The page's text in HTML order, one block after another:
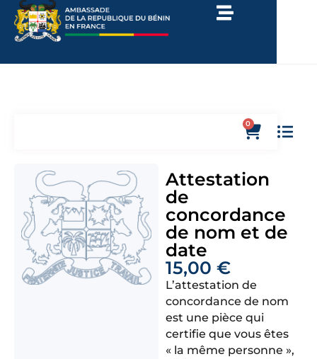
0
Attestation
de
concordance
de nom et de
date
15,00 €
L’attestation de
concordance de nom
est une pièce qui
certifie que vous êtes
« la même personne »,